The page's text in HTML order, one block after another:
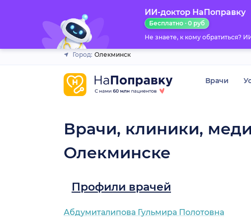
ИИ-доктор НаПоправку
Бесплатно · 0 руб
Не знаете, к кому обратиться?
Город: Олекминск
Врачи
Врачи, клиники,
Олекминске
Профили врачей
Абдумиталипова Гульмира Полотовна